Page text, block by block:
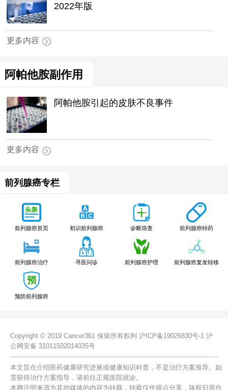
2022年版
更多内容
阿帕他胺副作用
阿帕他胺引起的皮肤不良事件
更多内容
前列腺癌专栏
前列腺癌首页 初识前列腺癌 诊断筛查 前列腺癌特药
前列腺癌治疗 寻医问诊 前列腺癌护理 前列腺癌复发转移
预防前列腺癌
Copyright © 2019 Cancer361 保留所有权利 沪ICP备19026830号-1 沪
公网安备 31011502014035号
本文旨在介绍医药健康研究进展或健康知识科普，不是治疗方案推荐。如
需获得治疗方案指导，请前往正规医院就诊。
本网注明来源为其他媒体的内容为转载，转载仅作观点分享，版权归原作